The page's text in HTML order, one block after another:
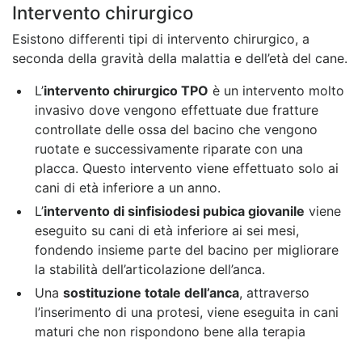
Intervento chirurgico
Esistono differenti tipi di intervento chirurgico, a
seconda della gravità della malattia e dell’età del cane.
L’intervento chirurgico TPO è un intervento molto
invasivo dove vengono effettuate due fratture
controllate delle ossa del bacino che vengono
ruotate e successivamente riparate con una
placca. Questo intervento viene effettuato solo ai
cani di età inferiore a un anno.
L’intervento di sinfisiodesi pubica giovanile viene
eseguito su cani di età inferiore ai sei mesi,
fondendo insieme parte del bacino per migliorare
la stabilità dell’articolazione dell’anca.
Una sostituzione totale dell’anca, attraverso
l’inserimento di una protesi, viene eseguita in cani
maturi che non rispondono bene alla terapia